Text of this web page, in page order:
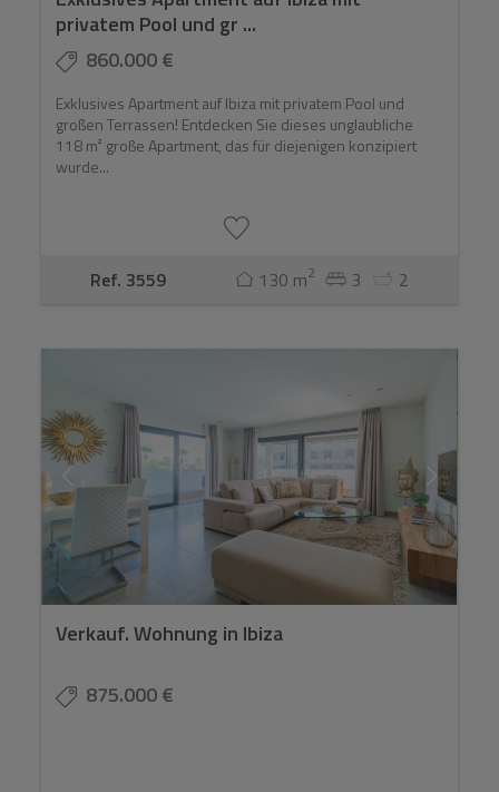
privatem Pool und gr ...
860.000 €
Exklusives Apartment auf Ibiza mit privatem Pool und
großen Terrassen! Entdecken Sie dieses unglaubliche
118 m² große Apartment, das für diejenigen konzipiert
wurde...
Ref. 3559 130 m2 3 2
Verkauf. Wohnung in Ibiza
875.000 €